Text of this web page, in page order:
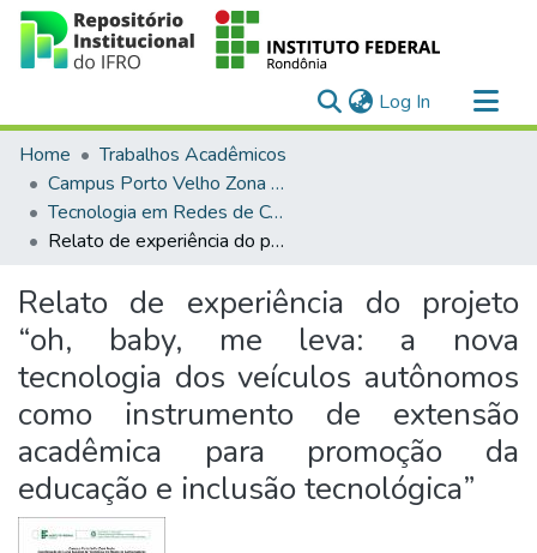
Log In (current)
Communities & Collections
All of DSpace
Statistics
Home
Trabalhos Acadêmicos
Campus Porto Velho Zona Norte
Tecnologia em Redes de Computadores
Relato de experiência do projeto “oh, baby, me leva: a nova tecnologia dos veículos autônomos como instrumento de extensão acadêmica para promoção da educação e inclusão tecnológica”
Relato de experiência do projeto
“oh, baby, me leva: a nova
tecnologia dos veículos autônomos
como instrumento de extensão
acadêmica para promoção da
educação e inclusão tecnológica”